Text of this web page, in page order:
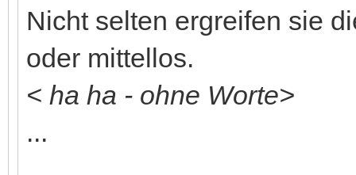
Nicht selten ergreifen sie
oder mittellos.
< ha ha - ohne Worte>
...